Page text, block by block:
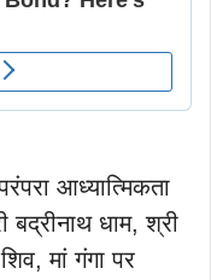
आध्यात्मिकता
धाम, श्री
मां गंगा पर